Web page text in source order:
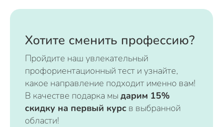
Хотите сменить профессию?
Пройдите наш увлекательный
профориентационный тест и узнайте,
какое направление подходит именно вам!
В качестве подарка мы дарим 15%
скидку на первый курс в выбранной
области!